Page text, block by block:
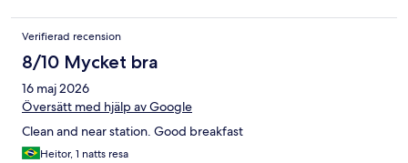
Verifierad recension
8/10 Mycket bra
16 maj 2026
Översätt med hjälp av Google
Clean and near station. Good breakfast
Heitor, 1 natts resa